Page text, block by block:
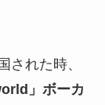
された時、
」ボーカ